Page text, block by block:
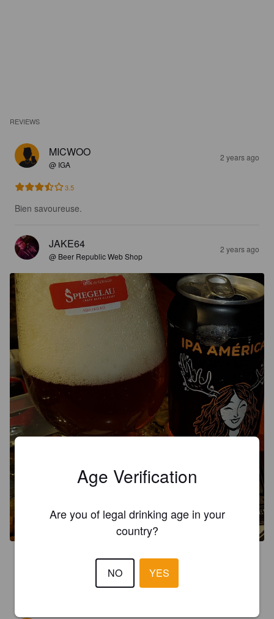
REVIEWS
MICWOO
@ IGA
2 years ago
3.5
Bien savoureuse.
JAKE64
@ Beer Republic Web Shop
2 years ago
Vaahdokas maltainen katkeroa maukas.. Nyt alkoi kanukkien
ale oluiden nautiskelu.
Age Verification
Are you of legal drinking age in your
country?
NO YES